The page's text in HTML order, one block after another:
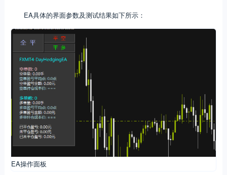
EA具体的界面参数及测试结果如下所示：
EA操作面板